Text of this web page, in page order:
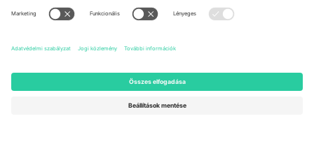
Newark, Delaware 19713, United
States
Engelberg, Switzerland